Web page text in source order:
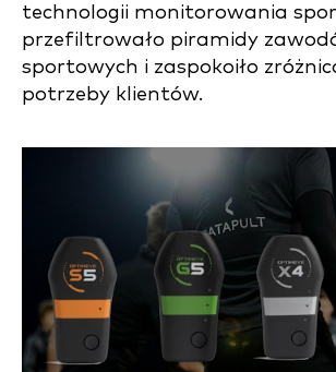
technologii monitorowania
przefiltrowało piramidy
sportowych i zaspokoiło
potrzeby klientów.